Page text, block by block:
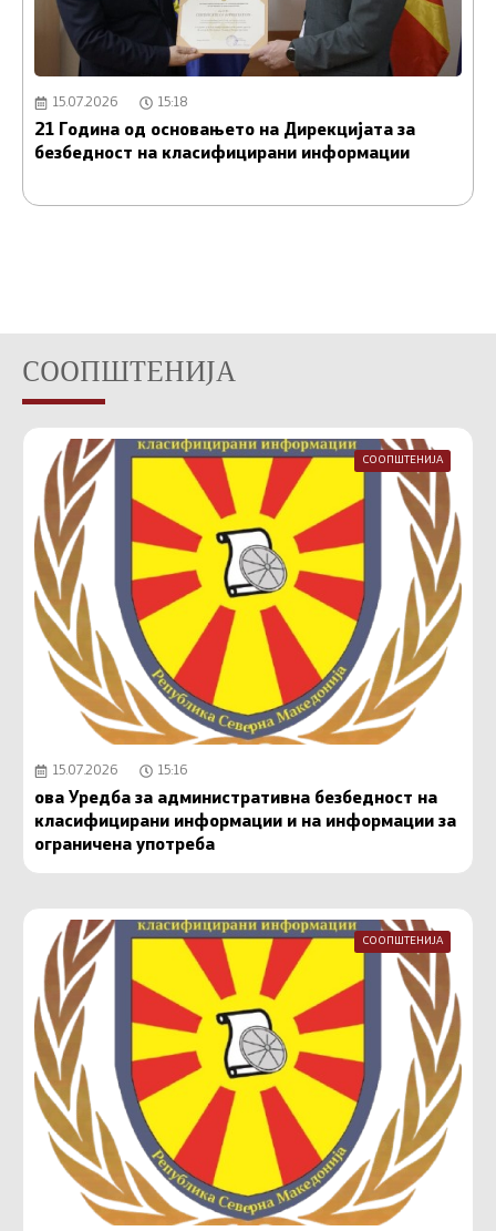
15.07.2026 15:18
21 Година од основањето на Дирекцијата за
безбедност на класифицирани информации
СООПШТЕНИЈА
СООПШТЕНИЈА
15.07.2026 15:16
ова Уредба за административна безбедност на
класифицирани информации и на информации за
ограничена употреба
СООПШТЕНИЈА